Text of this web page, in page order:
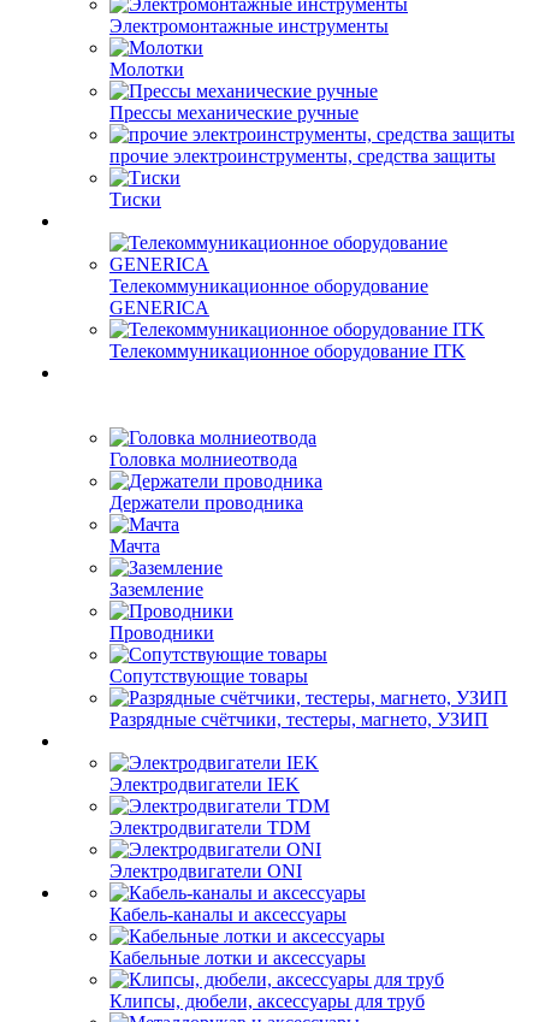
Электромонтажные инструменты
Молотки
Прессы механические ручные
прочие электроинструменты, средства защиты
Тиски
Телекоммуникационное оборудование
GENERICA
Телекоммуникационное оборудование ITK
Головка молниеотвода
Держатели проводника
Мачта
Заземление
Проводники
Сопутствующие товары
Разрядные счётчики, тестеры, магнето, УЗИП
Электродвигатели IEK
Электродвигатели TDM
Электродвигатели ONI
Кабель-каналы и аксессуары
Кабельные лотки и аксессуары
Клипсы, дюбели, аксессуары для труб